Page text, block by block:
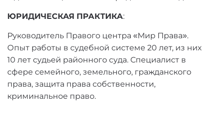
ЮРИДИЧЕСКАЯ ПРАКТИКА:
Руководитель Правого центра «Мир Права».
Опыт работы в судебной системе 20 лет, из них
10 лет судьей районного суда. Специалист в
сфере семейного, земельного, гражданского
права, защита права собственности,
криминальное право.